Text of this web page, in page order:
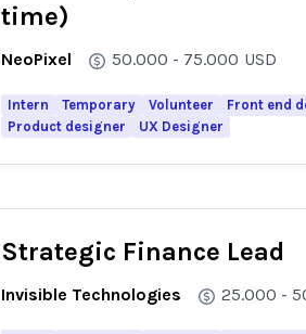
time)
NeoPixel 50.000 - 75.000 USD
Intern Temporary Volunteer
Front end
Product designer
UX Designer
Strategic Finance Lead
Invisible Technologies 25.000 -